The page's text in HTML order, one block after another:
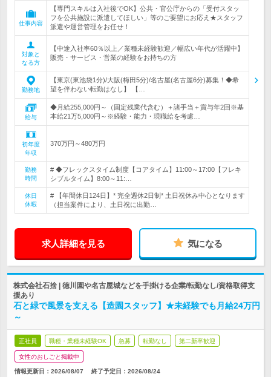
仕事内容
【専門スキルは入社後でOK】公共・官公庁からの「受付スタッ
フを公共施設に派遣してほしい」等のご要望にお応え★スタッフ
派遣や運営管理をお任せ！
対象と
なる方
【中途入社率60％以上／業種未経験歓迎／幅広い年代が活躍中】
販売・サービス・営業の経験をお持ちの方
勤務地
【東京(東池袋1分)/大阪(梅田5分)/名古屋(名古屋6分)募集！◆希
望を伴わない転勤はなし】 【…
給与
◆月給255,000円～（固定残業代含む）＋諸手当＋賞与年2回※基
本給21万5,000円～※経験・能力・現職給を考慮…
初年度
年収
370万円～480万円
勤務
時間
# ◆フレックスタイム制度【コアタイム】11:00～17:00【フレキ
シブルタイム】8:00～11:…
休日
休暇
# 【年間休日124日】* 完全週休2日制* 土日祝休み中心となります
（担当案件により、土日祝に出勤…
求人詳細を見る 気になる
株式会社石捨 | 徳川園や名古屋城などを手掛ける企業/転勤なし/資格取得支
援あり
石と緑で風景を支える【造園スタッフ】★未経験でも月給24万円
～
正社員 職種・業種未経験OK 急募 転勤なし 第二新卒歓迎
女性のおしごと掲載中
情報更新日：2026/08/07 終了予定日： 2026/08/24